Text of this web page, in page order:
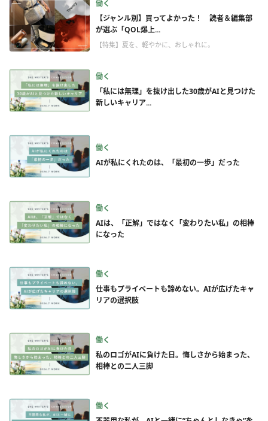
働く
【ジャンル別】買ってよかった！ 読者＆編集部
が選ぶ「QOL爆上...
【特集】夏を、軽やかに、おしゃれに。
働く
「私には無理」を抜け出した30歳がAIと見つけた
新しいキャリア...
働く
AIが私にくれたのは、「最初の一歩」だった
働く
AIは、「正解」ではなく「変わりたい私」の相棒
になった
働く
仕事もプライベートも諦めない。AIが広げたキャ
リアの選択肢
働く
私のロゴがAIに負けた日。悔しさから始まった、
相棒との二人三脚
働く